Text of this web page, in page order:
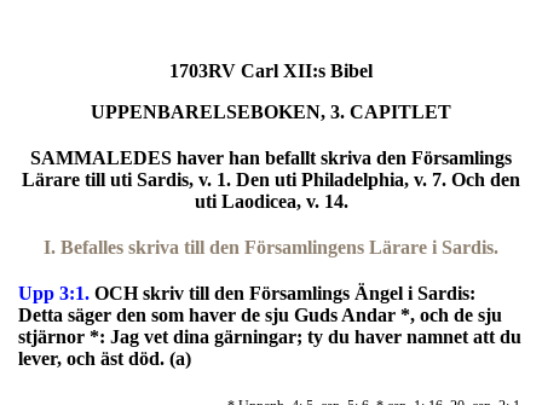
1703RV Carl XII:s Bibel
UPPENBARELSEBOKEN, 3. CAPITLET
SAMMALEDES haver han befallt skriva den Församlings
Lärare till uti Sardis, v. 1. Den uti Philadelphia, v. 7. Och den
uti Laodicea, v. 14.
I. Befalles skriva till den Församlingens Lärare i Sardis.
Upp 3:1. OCH skriv till den Församlings Ängel i Sardis:
Detta säger den som haver de sju Guds Andar *, och de sju
stjärnor *: Jag vet dina gärningar; ty du haver namnet att du
lever, och äst död. (a)